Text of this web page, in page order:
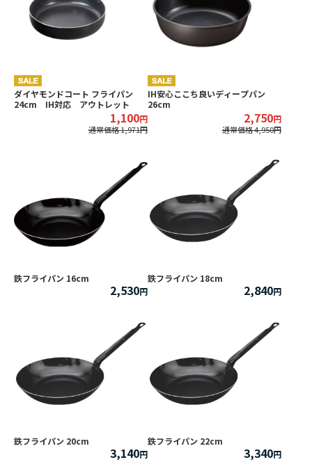
ダイヤモンドコート フライパン
24cm IH対応 アウトレット
1,100
通常価格 1,971
IH安心ここち良いディープパン
26cm
2,750
通常価格 4,950
鉄フライパン 16cm
2,530
鉄フライパン 18cm
2,840
鉄フライパン 20cm
3,140
鉄フライパン 22cm
3,340